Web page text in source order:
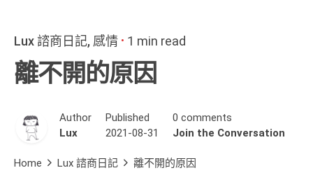
Lux 諮商日記 感情 1 min read
離不開的原因
Author
Lux
Published
2021-08-31
0 comments
Join the Conversation
Home Lux 諮商日記 離不開的原因